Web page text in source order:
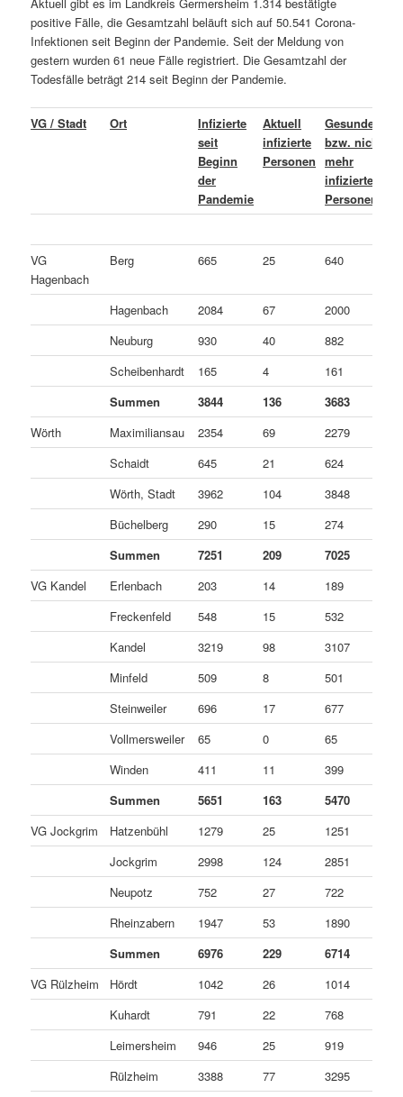
positive Fälle, die Gesamtzahl beläuft sich auf 50.541 Corona-
Infektionen seit Beginn der Pandemie. Seit der Meldung von
gestern wurden 61 neue Fälle registriert. Die Gesamtzahl der
Todesfälle beträgt 214 seit Beginn der Pandemie.
VG / Stadt Ort
Infizierte
seit
Beginn
der
Pandemie
Aktuell
infizierte
Personen
Gesundete
bzw. nicht
mehr
infizierte
Personen
VG
Hagenbach
Berg 665 25 640
Hagenbach 2084 67 2000
Neuburg
930 40 882
Scheibenhardt
165 4 161
Summen
3844 136 3683
Wörth
Maximiliansau 2354 69 2279
Schaidt
645 21 624
Wörth, Stadt
3962 104 3848
Büchelberg
290 15 274
Summen
7251 209 7025
VG Kandel
Erlenbach 203 14 189
Freckenfeld
548 15 532
Kandel
3219 98 3107
Minfeld
509 8 501
Steinweiler
696 17 677
Vollmersweiler
65 0 65
Winden
411 11 399
Summen
5651 163 5470
VG Jockgrim
Hatzenbühl 1279 25 1251
Jockgrim
2998 124 2851
Neupotz
752 27 722
Rheinzabern
1947 53 1890
Summen
6976 229 6714
VG Rülzheim
Hördt 1042 26 1014
Kuhardt
791 22 768
Leimersheim
946 25 919
Rülzheim
3388 77 3295